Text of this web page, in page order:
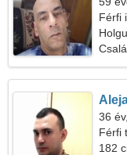
Férfi
36
Férfi
182